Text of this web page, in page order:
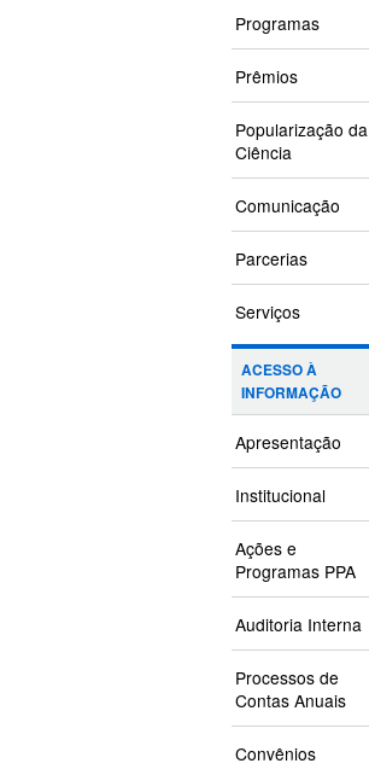
Programas
Prêmios
Popularização da
Ciência
Comunicação
Parcerias
Serviços
ACESSO À
INFORMAÇÃO
Apresentação
Institucional
Ações e
Programas PPA
Auditoria Interna
Processos de
Contas Anuais
Convênios